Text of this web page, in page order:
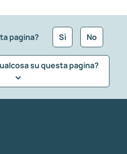
pagina? Sì No
su questa pagina?
della segnalazione